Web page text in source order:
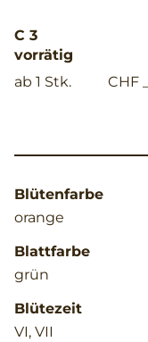
C 3
vorrätig
ab 1 Stk.
CHF
Blütenfarbe
orange
Blattfarbe
grün
Blütezeit
VI, VII